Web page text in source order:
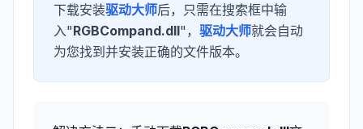
下载安装驱动大师后，只需在搜索框中输
入"RGBCompand.dll"， 驱动大师就会自动
为您找到并安装正确的文件版本。